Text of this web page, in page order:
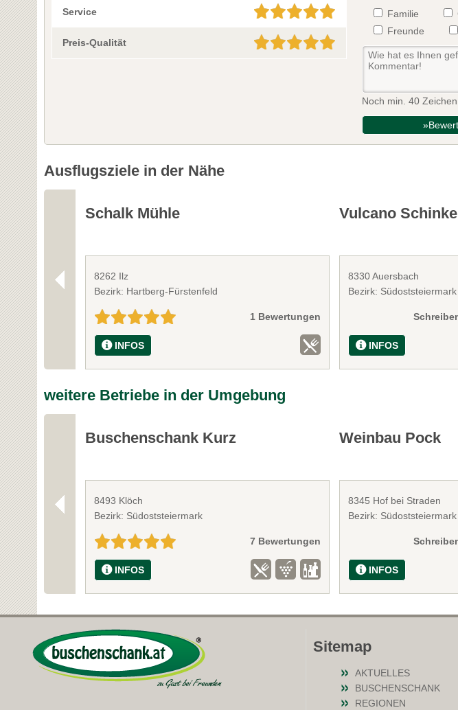
Service
Preis-Qualität
Familie
Freunde
Noch min. 40 Zeichen
Ausflugsziele in der Nähe
Schalk Mühle
8262 Ilz
Bezirk: Hartberg-Fürstenfeld
1 Bewertungen
INFOS
Vulcano
8330 Auersbach
Bezirk: Südoststeiermark
INFOS
weitere Betriebe in der Umgebung
Buschenschank Kurz
8493 Klöch
Bezirk: Südoststeiermark
7 Bewertungen
INFOS
Weinbau Pock
8345 Hof bei Straden
Bezirk: Südoststeiermark
INFOS
Sitemap
AKTUELLES
BUSCHENSCHANK
REGIONEN